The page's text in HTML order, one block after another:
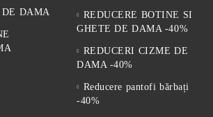
DE DAMA
REDUCERE BOTINE SI
GHETE DE DAMA -40%
REDUCERI CIZME DE
DAMA -40%
Reducere pantofi bărbați
-40%